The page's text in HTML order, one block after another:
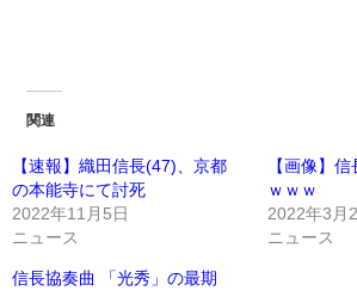
関連
【速報】織田信長(47)、京都
の本能寺にて討死
2022年11月5日
ニュース
【画像】
ｗｗｗ
2022年3月
ニュース
信長協奏曲 「光秀」の最期